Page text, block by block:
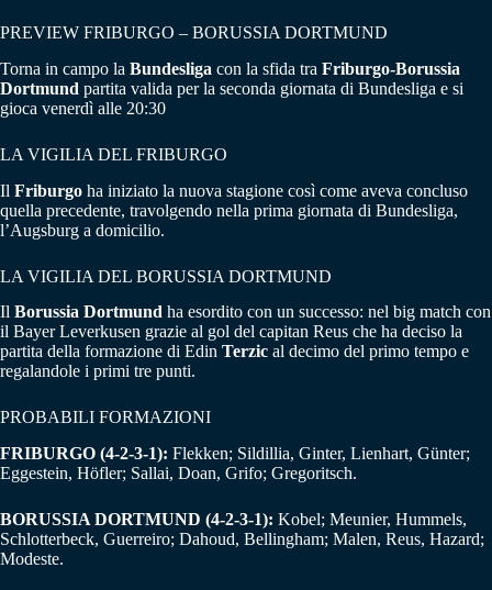
PREVIEW FRIBURGO – BORUSSIA DORTMUND
Torna in campo la Bundesliga con la sfida tra Friburgo-Borussia
Dortmund partita valida per la seconda giornata di Bundesliga e si
gioca venerdì alle 20:30
LA VIGILIA DEL FRIBURGO
Il Friburgo ha iniziato la nuova stagione così come aveva concluso
quella precedente, travolgendo nella prima giornata di Bundesliga,
l’Augsburg a domicilio.
LA VIGILIA DEL BORUSSIA DORTMUND
Il Borussia Dortmund ha esordito con un successo: nel big match con
il Bayer Leverkusen grazie al gol del capitan Reus che ha deciso la
partita della formazione di Edin Terzic al decimo del primo tempo e
regalandole i primi tre punti.
PROBABILI FORMAZIONI
FRIBURGO (4-2-3-1): Flekken; Sildillia, Ginter, Lienhart, Günter;
Eggestein, Höfler; Sallai, Doan, Grifo; Gregoritsch.
BORUSSIA DORTMUND (4-2-3-1): Kobel; Meunier, Hummels,
Schlotterbeck, Guerreiro; Dahoud, Bellingham; Malen, Reus, Hazard;
Modeste.